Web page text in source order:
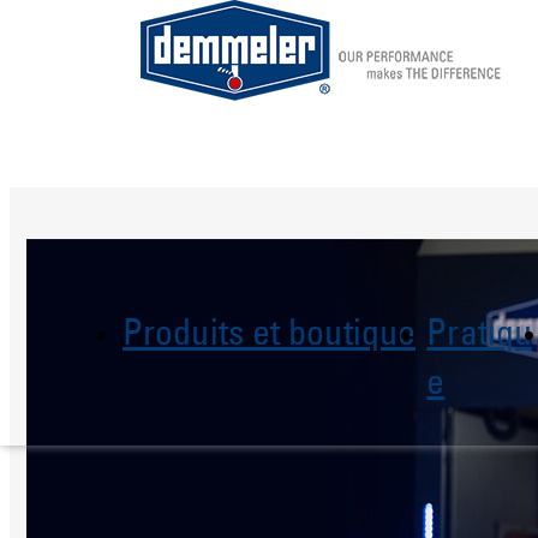
Produits et boutique Pratiqu
e